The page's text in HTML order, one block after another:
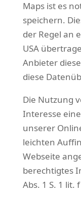
Maps ist es
speichern.
der Regel an
USA
Anbieter
diese
Die Nutzung
Interesse
unserer
leichten
Webseite
berechtigtes
Abs. 1 S. 1 lit.